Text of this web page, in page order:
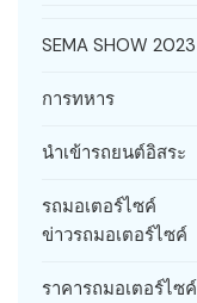
SEMA SHOW 2023
การทหาร
นำเข้ารถยนต์อิสระ
รถมอเตอร์ไซค์
ข่าวรถมอเตอร์ไซค์
ราคารถมอเตอร์ไซค์